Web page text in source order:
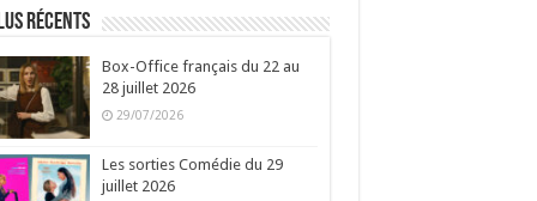
récents
Box-Office français du 22 au
28 juillet 2026
29/07/2026
Les sorties Comédie du 29
juillet 2026